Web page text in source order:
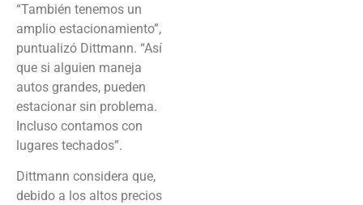
“También tenemos un
amplio estacionamiento”,
puntualizó Dittmann. “Así
que si alguien maneja
autos grandes, pueden
estacionar sin problema.
Incluso contamos con
lugares techados”.
Dittmann considera que,
debido a los altos precios